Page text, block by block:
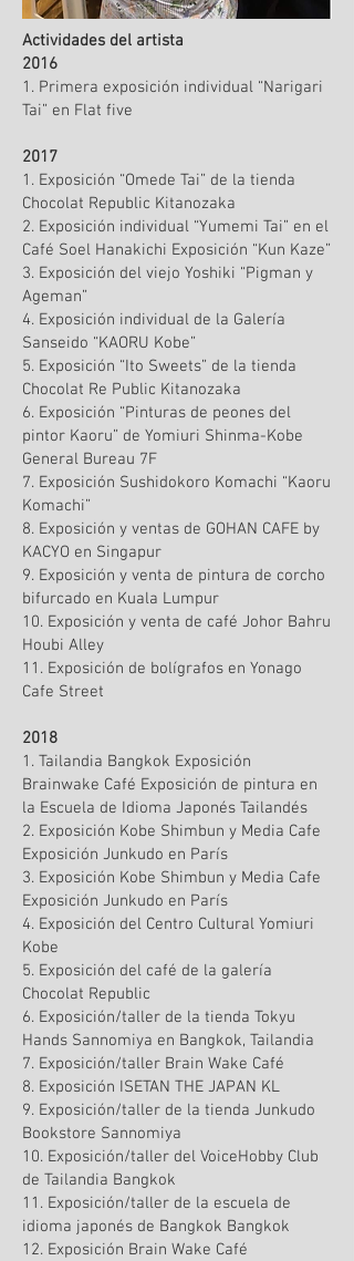
Actividades del artista
2016
1. Primera exposición individual “Narigari
Tai” en Flat five​
2017
1. Exposición “Omede Tai” de la tienda
Chocolat Republic Kitanozaka
2. Exposición individual “Yumemi Tai” en el
Café Soel Hanakichi Exposición “Kun Kaze”
3. Exposición del viejo Yoshiki “Pigman y
Ageman”
4. Exposición individual de la Galería
Sanseido “KAORU Kobe”
5. Exposición “Ito Sweets” de la tienda
Chocolat Re Public Kitanozaka
6. Exposición “Pinturas de peones del
pintor Kaoru” de Yomiuri Shinma-Kobe
General Bureau 7F
7. Exposición Sushidokoro Komachi “Kaoru
Komachi”
8. Exposición y ventas de GOHAN CAFE by
KACYO en Singapur
9. Exposición y venta de pintura de corcho
bifurcado en Kuala Lumpur
10. Exposición y venta de café Johor Bahru
Houbi Alley
11. Exposición de bolígrafos en Yonago
Cafe Street
2018
1. Tailandia Bangkok Exposición
Brainwake Café Exposición de pintura en
la Escuela de Idioma Japonés Tailandés
2. Exposición Kobe Shimbun y Media Cafe
Exposición Junkudo en París
3. Exposición Kobe Shimbun y Media Cafe
Exposición Junkudo en París
4. Exposición del Centro Cultural Yomiuri
Kobe
5. Exposición del café de la galería
Chocolat Republic
6. Exposición/taller de la tienda Tokyu
Hands Sannomiya en Bangkok, Tailandia
7. Exposición/taller Brain Wake Café
8. Exposición ISETAN THE JAPAN KL
9. Exposición/taller de la tienda Junkudo
Bookstore Sannomiya
10. Exposición/taller del VoiceHobby Club
de Tailandia Bangkok
11. Exposición/taller de la escuela de
idioma japonés de Bangkok Bangkok
12. Exposición Brain Wake Café